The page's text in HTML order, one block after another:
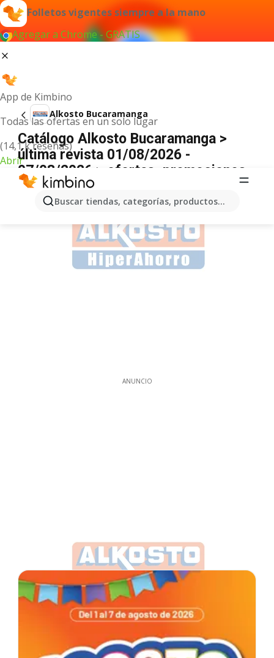
Folletos vigentes siempre a la mano
Agregar a Chrome - GRATIS
App de Kimbino
Todas las ofertas en un solo lugar
(14,1 k reseñas)
Abrir
Buscar tiendas, categorías, productos...
Alkosto Bucaramanga
Catálogo Alkosto Bucaramanga >
última revista 01/08/2026 -
07/08/2026 > ofertas, promociones
ANUNCIO